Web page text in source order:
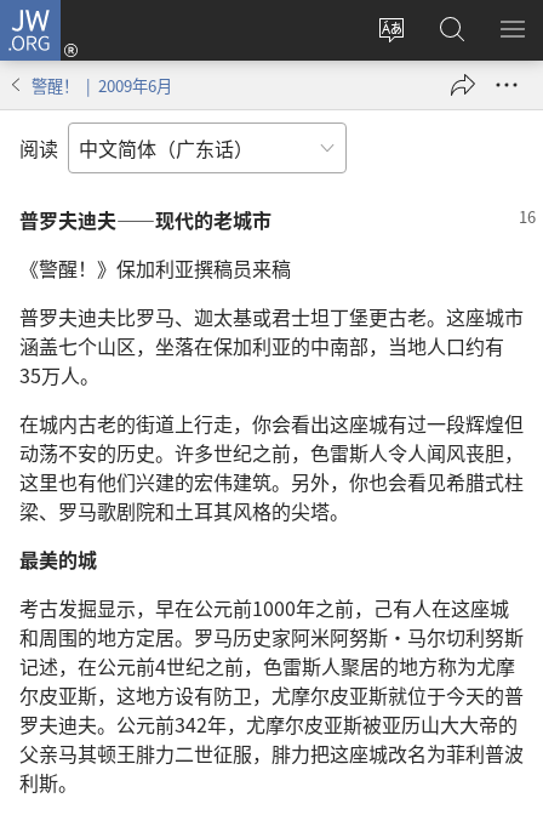
JW.ORG
更
登
录
（打
搜
索
JW.ORG
显
警醒！ | 2009年6月
阅读
普罗夫迪夫——现代的老城市
《警醒！》保加利亚撰稿员来稿
普罗夫迪夫比罗马、迦太基或君士坦丁堡更古老。这座城市
涵盖七个山区，坐落在保加利亚的中南部，当地人口约有
35万人。
在城内古老的街道上行走，你会看出这座城有过一段辉煌但
动荡不安的历史。许多世纪之前，色雷斯人令人闻风丧胆，
这里也有他们兴建的宏伟建筑。另外，你也会看见希腊式柱
梁、罗马歌剧院和土耳其风格的尖塔。
最美的城
考古发掘显示，早在公元前1000年之前，己有人在这座城
和周围的地方定居。罗马历史家阿米阿努斯·马尔切利努斯
记述，在公元前4世纪之前，色雷斯人聚居的地方称为尤摩
尔皮亚斯，这地方设有防卫，尤摩尔皮亚斯就位于今天的普
罗夫迪夫。公元前342年，尤摩尔皮亚斯被亚历山大大帝的
父亲马其顿王腓力二世征服，腓力把这座城改名为菲利普波
利斯。